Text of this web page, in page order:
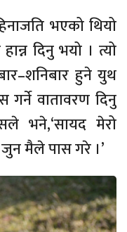
भएको थियो
दिनु भयो । त्यो
हुने युथ
गर्ने वातावरण दिनु
भने,‘सायद मेरो
जुन मैले पास गरे ।’